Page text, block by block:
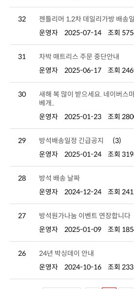
32 젠틀리머 1,2차 데일리가방 배송
운영자
2025-07-14 조회
31
차박 매트리스 주문 중단안내
운영자
2025-06-17 조회
30
베개..
운영자
2025-01-23 조회
29 방석배송일정 긴급공지
(3)
운영자
2025-01-24 조회
28
방석 배송 날짜
운영자
2024-12-24 조회
27
방석원가나눔 이벤트 연장합니다
운영자
2025-01-09 조회
26
24년 박싱데이 안내
운영자
2024-10-16 조회